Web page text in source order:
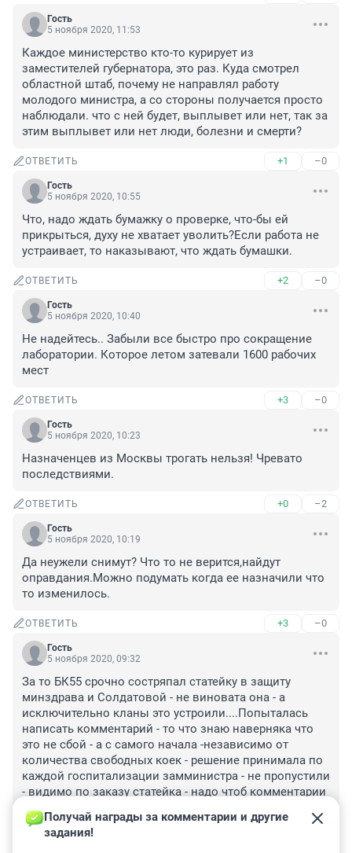
Гость
5 ноября 2020, 11:53
Каждое министерство кто-то курирует из
заместителей губернатора, это раз. Куда смотрел
областной штаб, почему не направлял работу
молодого министра, а со стороны получается просто
наблюдали. что с ней будет, выплывет или нет, так за
этим выплывет или нет люди, болезни и смерти?
ОТВЕТИТЬ +1 –0
Гость
5 ноября 2020, 10:55
Что, надо ждать бумажку о проверке, что-бы ей
прикрыться, духу не хватает уволить?Если работа не
устраивает, то наказывают, что ждать бумашки.
ОТВЕТИТЬ +2 –0
Гость
5 ноября 2020, 10:40
Не надейтесь.. Забыли все быстро про сокращение
лаборатории. Которое летом затевали 1600 рабочих
мест
ОТВЕТИТЬ +3 –0
Гость
5 ноября 2020, 10:23
Назначенцев из Москвы трогать нельзя! Чревато
последствиями.
ОТВЕТИТЬ +0 –2
Гость
5 ноября 2020, 10:19
Да неужели снимут? Что то не верится,найдут
оправдания.Можно подумать когда ее назначили что
то изменилось.
ОТВЕТИТЬ +3 –0
Гость
5 ноября 2020, 09:32
За то БК55 срочно состряпал статейку в защиту
минздрава и Солдатовой - не виновата она - а
исключительно кланы это устроили....Попыталась
написать комментарий - то что знаю наверняка что
это не сбой - а с самого начала -независимо от
количества свободных коек - решение принимала по
каждой госпитализации замминистра - не пропустили
- видимо по заказу статейка - надо чтоб комментарии
были поддерживающие исключительно их версию.
Вот такая свободная пресса....
Получай награды за комментарии и другие
задания!